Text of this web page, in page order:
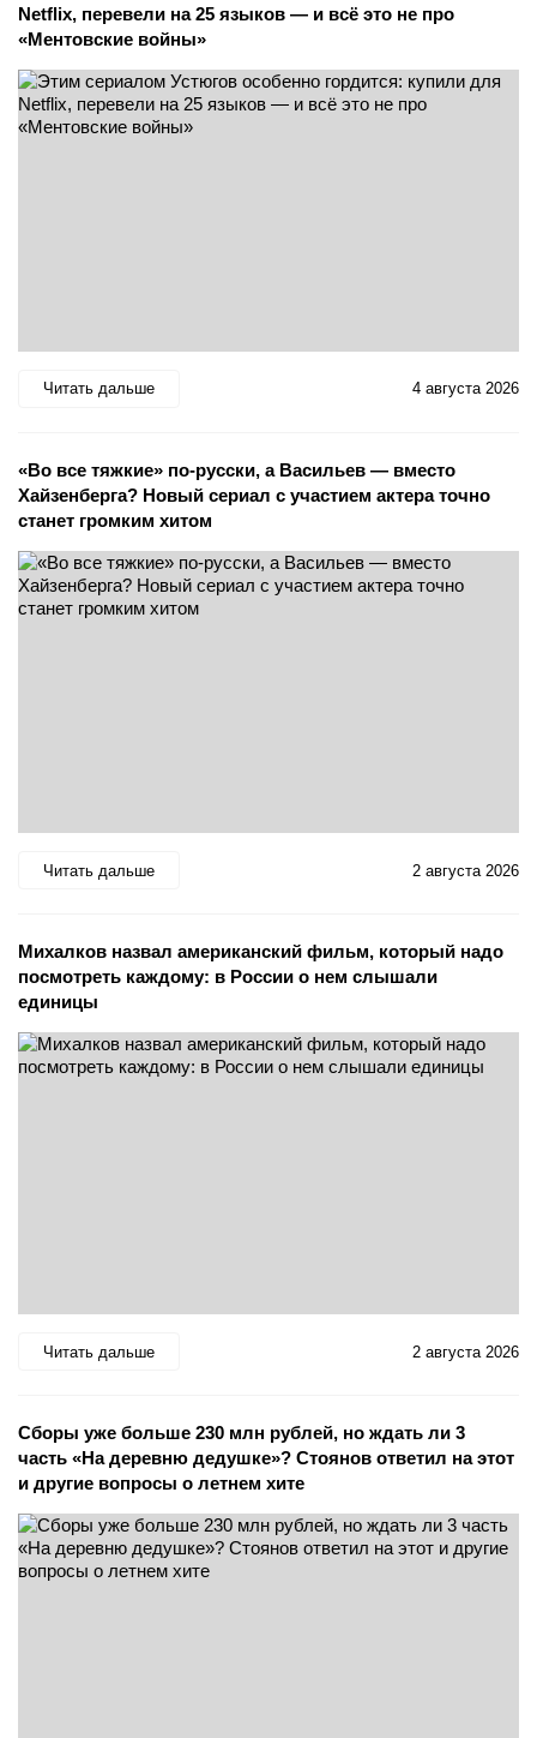
Netflix, перевели на 25 языков — и всё это не про
«Ментовские войны»
Читать дальше 4 августа 2026
«Во все тяжкие» по-русски, а Васильев — вместо
Хайзенберга? Новый сериал с участием актера точно
станет громким хитом
Читать дальше 2 августа 2026
Михалков назвал американский фильм, который надо
посмотреть каждому: в России о нем слышали
единицы
Читать дальше 2 августа 2026
Сборы уже больше 230 млн рублей, но ждать ли 3
часть «На деревню дедушке»? Стоянов ответил на этот
и другие вопросы о летнем хите